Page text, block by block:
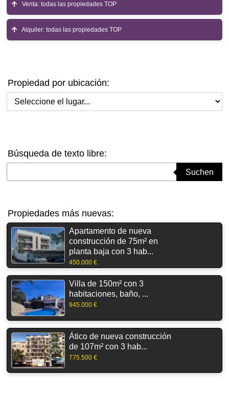
Venta: todas las propiedades TOP
Alquiler: todas las propiedades TOP
Propiedad por ubicación:
Seleccione el lugar
Búsqueda de texto libre:
Suchen
Propiedades más nuevas:
Apartamento de nueva
construcción de 75m² en
planta baja con 3 hab...
450.000 €
Villa de 150m² con 3
habitaciones, baño, ...
945.000 €
Ático de nueva construcción
de 107m² con 3 hab...
775.500 €